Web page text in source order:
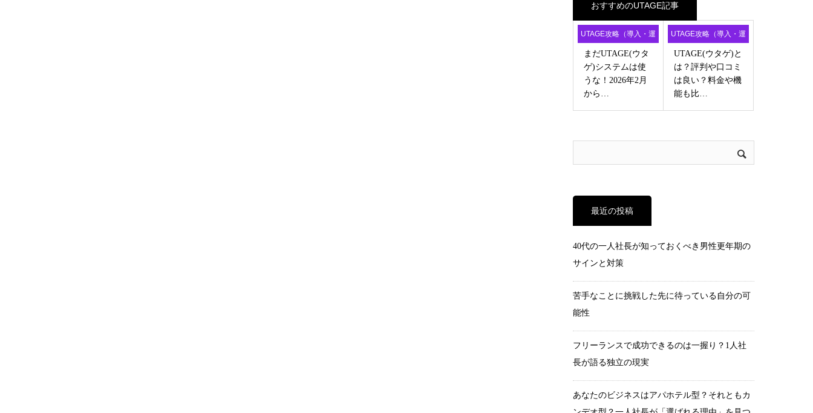
おすすめのUTAGE記事
UTAGE攻略（導入・運
用・アフィ）
まだUTAGE(ウタ
ゲ)システムは使
うな！2026年2月
から…
UTAGE攻略（導入・運
用・アフィ）
UTAGE(ウタゲ)と
は？評判や口コミ
は良い？料金や機
能も比…
最近の投稿
40代の一人社長が知っておくべき男性更年期の
サインと対策
苦手なことに挑戦した先に待っている自分の可
能性
フリーランスで成功できるのは一握り？1人社
長が語る独立の現実
あなたのビジネスはアパホテル型？それともカ